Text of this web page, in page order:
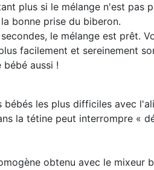
plus si le mélange n'est pas
bonne prise du biberon.
le mélange est prêt.
facilement et sereinement
bébé aussi !
bébés les plus difficiles avec
la tétine peut interrompre «
obtenu avec le mixeur